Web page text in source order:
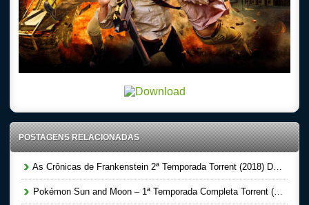
POSTAGENS RELACIONADAS
As Crônicas de Frankenstein 2ª Temporada Torrent (2018) Dual Áudio WEB-DL 720p – Download
Pokémon Sun and Moon – 1ª Temporada Completa Torrent (2018) Dublado HDTV – Download